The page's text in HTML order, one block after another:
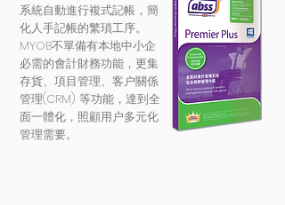
系統自動進行複式記帳，簡
化人手記帳的繁瑣工序。
MYOB不單備有本地中小企
必需的會計財務功能，更集
存貨、項目管理、客户關係
管理(CRM) 等功能，達到全
面一體化，照顧用户多元化
管理需要。